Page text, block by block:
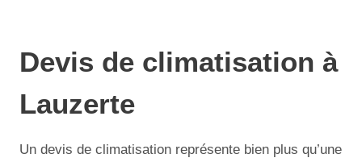
Devis de climatisation à
Lauzerte
Un devis de climatisation représente bien plus qu’une